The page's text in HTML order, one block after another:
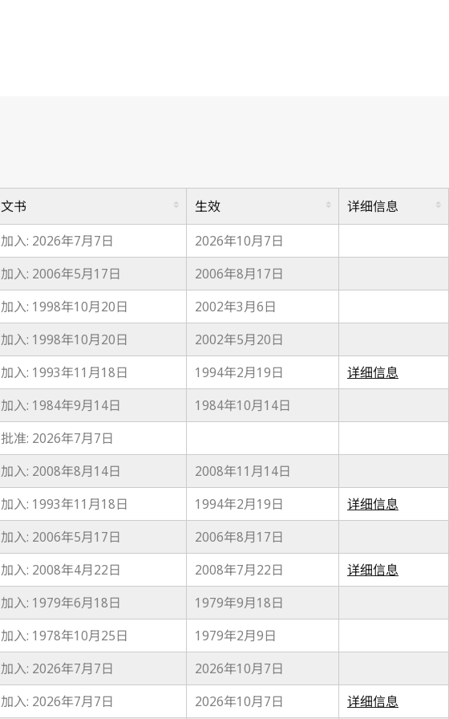
文书 生效
详细信息
加入: 2026年7月7日
2026年10月7日
加入: 2006年5月17日
2006年8月17日
加入: 1998年10月20日
2002年3月6日
加入: 1998年10月20日
2002年5月20日
加入: 1993年11月18日 1994年2月19日
详细信息
加入: 1984年9月14日
1984年10月14日
批准: 2026年7月7日
加入: 2008年8月14日
2008年11月14日
加入: 1993年11月18日 1994年2月19日
详细信息
加入: 2006年5月17日
2006年8月17日
加入: 2008年4月22日 2008年7月22日
详细信息
加入: 1979年6月18日
1979年9月18日
加入: 1978年10月25日
1979年2月9日
加入: 2026年7月7日
2026年10月7日
加入: 2026年7月7日 2026年10月7日 详细信息